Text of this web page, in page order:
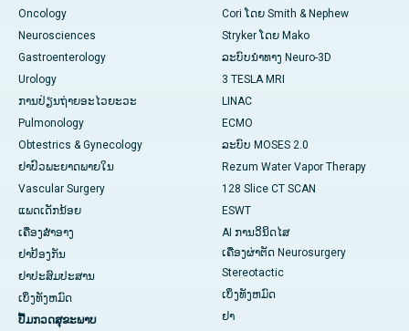
Oncology
Neurosciences
Gastroenterology
Urology
ການປ່ຽນຖ່າຍອະໄວຍະວະ
Pulmonology
Obtestrics & Gynecology
ຢາ​ປົວ​ພະ​ຍາດ​ພາຍ​ໃນ
Vascular Surgery
ແພດເດັກນ້ອຍ
ເຄື່ອງສໍາອາງ
ຢາປ້ອງກັນ
ຢາປະສົມປະສານ
ເບິ່ງທັງຫມົດ
ປື້ມກວດສຸຂະພາບ
Cori ໂດຍ Smith & Nephew
Stryker ໂດຍ Mako
ລະບົບນຳທາງ Neuro-3D
3 TESLA MRI
LINAC
ECMO
ລະບົບ MOSES 2.0
Rezum Water Vapor Therapy
128 Slice CT SCAN
ESWT
AI ການວິນິດໄສ
ເຄື່ອງຜ່າຕັດ Neurosurgery
Stereotactic
ເບິ່ງທັງຫມົດ
ຢາ